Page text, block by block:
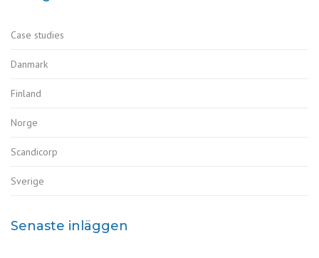
Case studies
Danmark
Finland
Norge
Scandicorp
Sverige
Senaste inläggen